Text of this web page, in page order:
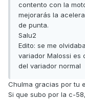
contento con la
mejorarás la
de punta.
Salu2
Edito: se me
variador Malossi es
del variador normal
Chulma gracias por tu
Si que subo por la c-